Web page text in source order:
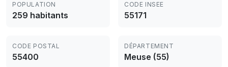
POPULATION
259 habitants
CODE INSEE
55171
CODE POSTAL
55400
DÉPARTEMENT
Meuse (55)